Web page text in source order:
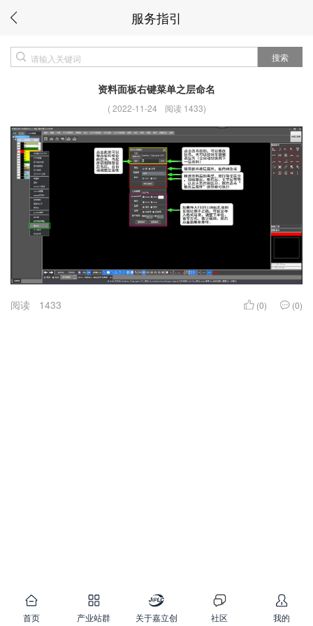
服务指引
搜索
资料面板右键菜单之层命名
(2022-11-24 阅读 1433)
阅读 1433 (0) (0)
首页 产业站群 关于嘉立创 社区 我的